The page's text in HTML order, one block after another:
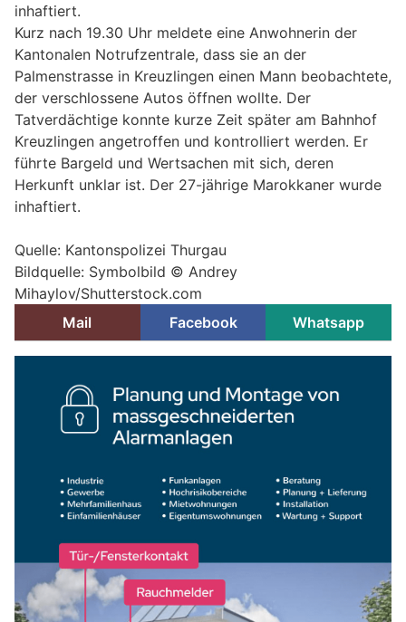
inhaftiert.
Kurz nach 19.30 Uhr meldete eine Anwohnerin der
Kantonalen Notrufzentrale, dass sie an der
Palmenstrasse in Kreuzlingen einen Mann beobachtete,
der verschlossene Autos öffnen wollte. Der
Tatverdächtige konnte kurze Zeit später am Bahnhof
Kreuzlingen angetroffen und kontrolliert werden. Er
führte Bargeld und Wertsachen mit sich, deren
Herkunft unklar ist. Der 27-jährige Marokkaner wurde
inhaftiert.
Quelle: Kantonspolizei Thurgau
Bildquelle: Symbolbild © Andrey
Mihaylov/Shutterstock.com
Mail
Facebook Whatsapp